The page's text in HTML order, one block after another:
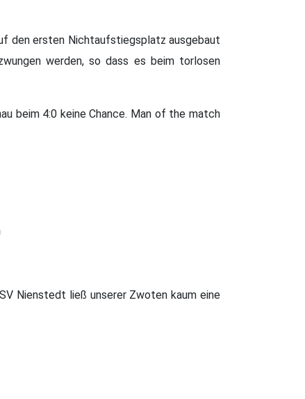
den ersten Nichtaufstiegsplatz ausgebaut
werden, so dass es beim torlosen
beim 4:0 keine Chance. Man of the match
Nienstedt ließ unserer Zwoten kaum eine